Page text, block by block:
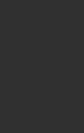
やおススメを紹
で送る方法
わかりやすく解説